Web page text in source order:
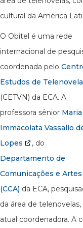
cultural da América
O Obitel é uma rede
internacional de
coordenada pelo
Estudos de Telenovela
(CETVN) da ECA. A
professora sênior Maria
Immacolata Vassallo
Lopes
, do
Departamento de
Comunicações e Artes
(CCA) da ECA,
da área de
atual coordenadora. A